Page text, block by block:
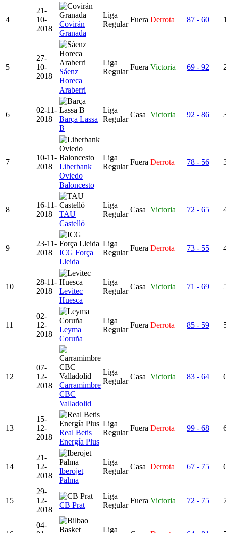
4
21-
10-
2018
Covirán
Granada
Liga
Regular
Fuera Derrota 87 - 60
5
27-
10-
2018
Sáenz
Horeca
Araberri
Liga
Regular
Fuera Victoria 69 - 92
6
02-11-
2018
Barça Lassa
B
Liga
Regular
Casa Victoria 92 - 86
7
10-11-
2018
Liberbank
Oviedo
Baloncesto
Liga
Regular
Fuera Derrota 78 - 56
8
16-11-
2018
TAU
Castelló
Liga
Regular
Casa Victoria 72 - 65
9
23-11-
2018
ICG Força
Lleida
Liga
Regular
Fuera Derrota 73 - 55
10
28-11-
2018
Levitec
Huesca
Liga
Regular
Casa Victoria 71 - 69
11
02-
12-
2018
Leyma
Coruña
Liga
Regular
Fuera Derrota 85 - 59
12
07-
12-
2018
Carramimbre
CBC
Valladolid
Liga
Regular
Casa Victoria 83 - 64
13
15-
12-
2018
Real Betis
Energía Plus
Liga
Regular
Fuera Derrota 99 - 68
14
21-
12-
2018
Iberojet
Palma
Liga
Regular
Casa Derrota 67 - 75
15
29-
12-
2018
CB Prat
Liga
Regular
Fuera Victoria 72 - 75
04-
Liga